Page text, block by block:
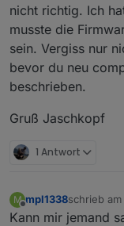
nicht richtig. Ich
musste die
sein. Vergiss nur
bevor du neu
beschrieben.
Gruß Jaschkopf
1 Antwort
M mpl1338schrieb am
zuletzt
Kann mir jemand